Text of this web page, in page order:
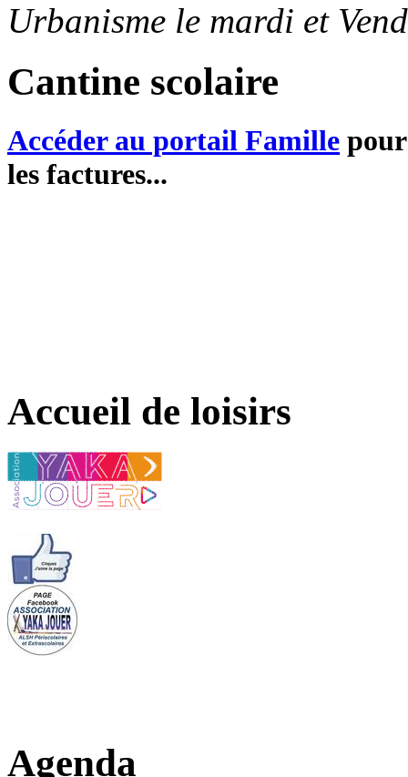
Urbanisme le mardi et
Cantine scolaire
Accéder au portail Famille
les factures...
Accueil de loisirs
Agenda